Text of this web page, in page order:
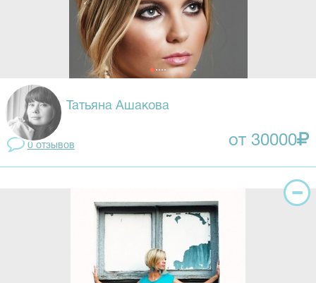
Татьяна Ашакова
0 отзывов от 30000